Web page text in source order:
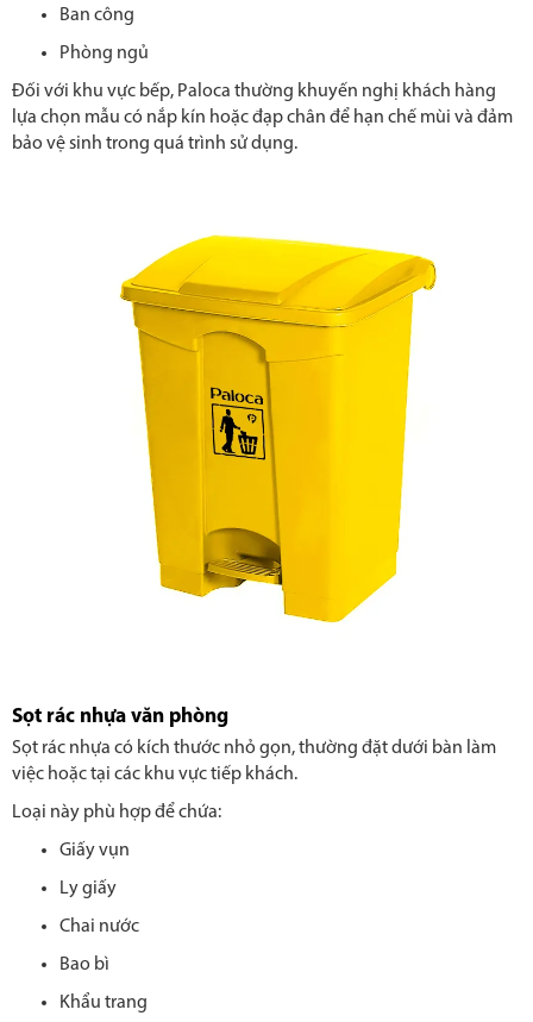
Ban công
Phòng ngủ
Đối với khu vực bếp, Paloca thường khuyến nghị khách hàng
lựa chọn mẫu có nắp kín hoặc đạp chân để hạn chế mùi và đảm
bảo vệ sinh trong quá trình sử dụng.
Sọt rác nhựa văn phòng
Sọt rác nhựa có kích thước nhỏ gọn, thường đặt dưới bàn làm
việc hoặc tại các khu vực tiếp khách.
Loại này phù hợp để chứa:
Giấy vụn
Ly giấy
Chai nước
Bao bì
Khẩu trang